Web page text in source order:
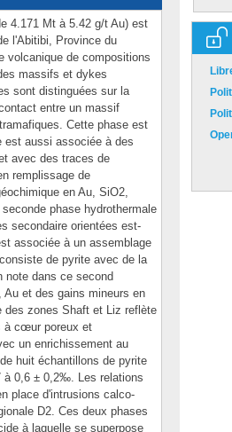
4.171 Mt à 5.42 g/t Au) est
l'Abitibi, Province du
volcanique de compositions
massifs et dykes
sont distinguées sur la
entre un massif
Cette phase est
est aussi associée à des
avec des traces de
remplissage de
en Au, SiO2,
phase hydrothermale
secondaire orientées est-
associée à un assemblage
de pyrite avec de la
note dans ce second
et des gains mineurs en
des zones Shaft et Liz reflète
à cœur poreux et
un enrichissement au
huit échantillons de pyrite
à 0,6 ± 0,2‰. Les relations
place d'intrusions calco-
D2. Ces deux phases
à laquelle se superpose